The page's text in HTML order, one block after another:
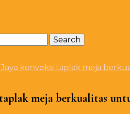
konveksi taplak meja
meja berkualitas